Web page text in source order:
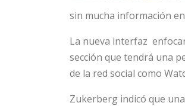
sin mucha información
La nueva interfaz
sección que tendrá una
de la red social como
Zukerberg indicó que